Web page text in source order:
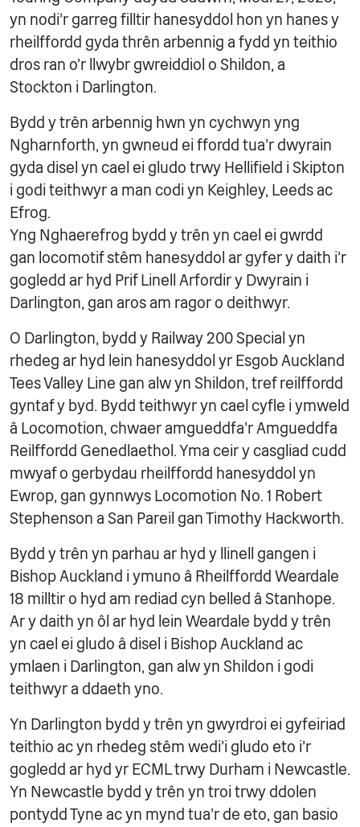
yn nodi'r garreg filltir hanesyddol hon yn hanes y
rheilffordd gyda thrên arbennig a fydd yn teithio
dros ran o'r llwybr gwreiddiol o Shildon, a
Stockton i Darlington.
Bydd y trên arbennig hwn yn cychwyn yng
Ngharnforth, yn gwneud ei ffordd tua'r dwyrain
gyda disel yn cael ei gludo trwy Hellifield i Skipton
i godi teithwyr a man codi yn Keighley, Leeds ac
Efrog.
Yng Nghaerefrog bydd y trên yn cael ei gwrdd
gan locomotif stêm hanesyddol ar gyfer y daith i'r
gogledd ar hyd Prif Linell Arfordir y Dwyrain i
Darlington, gan aros am ragor o deithwyr.
O Darlington, bydd y Railway 200 Special yn
rhedeg ar hyd lein hanesyddol yr Esgob Auckland
Tees Valley Line gan alw yn Shildon, tref reilffordd
gyntaf y byd. Bydd teithwyr yn cael cyfle i ymweld
â Locomotion, chwaer amgueddfa'r Amgueddfa
Reilffordd Genedlaethol. Yma ceir y casgliad cudd
mwyaf o gerbydau rheilffordd hanesyddol yn
Ewrop, gan gynnwys Locomotion No. 1 Robert
Stephenson a San Pareil gan Timothy Hackworth.
Bydd y trên yn parhau ar hyd y llinell gangen i
Bishop Auckland i ymuno â Rheilffordd Weardale
18 milltir o hyd am rediad cyn belled â Stanhope.
Ar y daith yn ôl ar hyd lein Weardale bydd y trên
yn cael ei gludo â disel i Bishop Auckland ac
ymlaen i Darlington, gan alw yn Shildon i godi
teithwyr a ddaeth yno.
Yn Darlington bydd y trên yn gwyrdroi ei gyfeiriad
teithio ac yn rhedeg stêm wedi'i gludo eto i'r
gogledd ar hyd yr ECML trwy Durham i Newcastle.
Yn Newcastle bydd y trên yn troi trwy ddolen
pontydd Tyne ac yn mynd tua'r de eto, gan basio